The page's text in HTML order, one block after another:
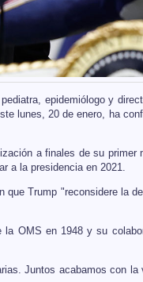
epidemiólogo y
lunes, 20 de enero, ha
a finales de su primer
a la presidencia en 2021.
Trump "reconsidere la
OMS en 1948 y su
Juntos acabamos con la